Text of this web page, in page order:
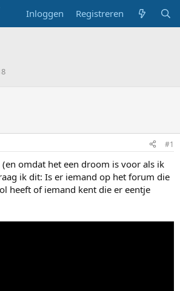
Inloggen Registreren
#1
omdat het een droom is voor als ik
ik dit: Is er iemand op het forum die
heeft of iemand kent die er eentje